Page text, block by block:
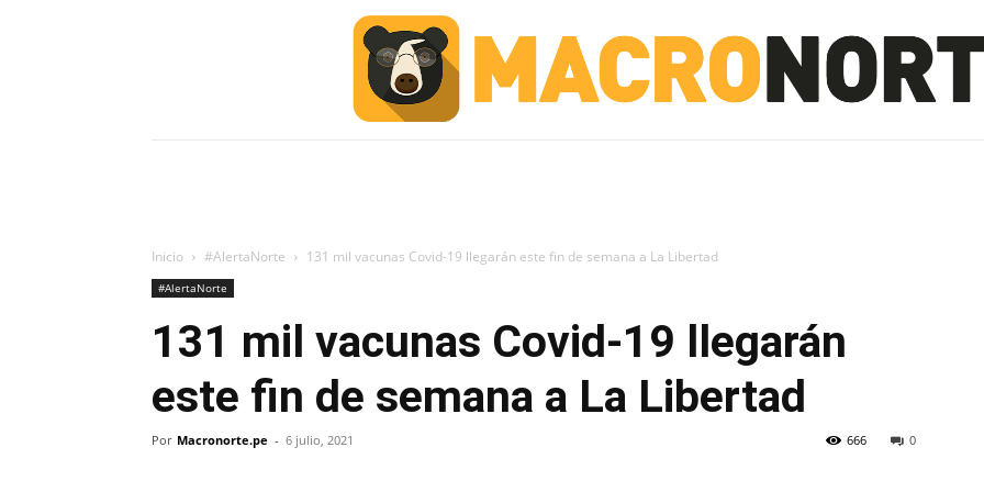
Inicio #AlertaNorte 131 mil vacunas Covid-19 llegarán este fin de semana a La Libertad
#AlertaNorte
131 mil vacunas Covid-19 llegarán
este fin de semana a La Libertad
Por Macronorte.pe - 6 julio, 2021 0
666